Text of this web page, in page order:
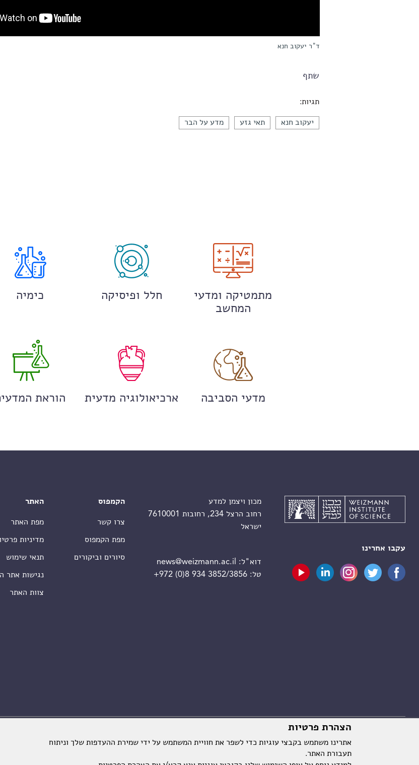
ד"ר יעקוב חנא
שתף
תגיות:
יעקוב חנא תאי גזע מדע על הבר
מתמטיקה ומדעי
המחשב
חלל ופיסיקה כימיה
מדעי הסביבה ארכיאולוגיה מדעית הוראת
עקבו אחרינו
מכון ויצמן למדע
רחוב הרצל 234, רחובות 7610001
ישראל
דוא"ל: news@weizmann.ac.il
טל:+972 (0)8 934 3852/3856
הקמפוס
צרו קשר
מפת הקמפוס
סיורים וביקורים
האתר
מפת האתר
מדיניות
תנאי שימוש
נגישות אתר
צוות האתר
מכון ויצמן למדע. כל הזכויות שמורות
הצהרת פרטיות
אתרינו משתמש בקבצי עוגיות כדי לשפר את חוויית המשתמש על ידי שמירת ההעדפות שלך וניתוח
תעבורת האתר.